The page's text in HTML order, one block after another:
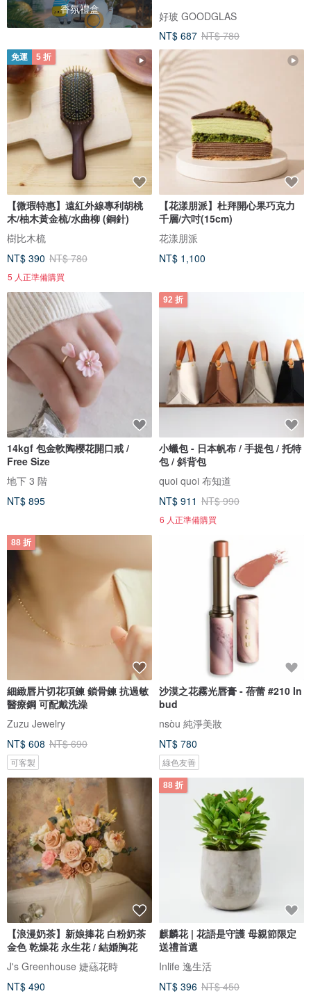
香氛禮盒
好玻 GOODGLAS
NT$ 687 NT$ 780
免運 5 折
【微瑕特惠】遠紅外線專利胡桃
木/柚木黃金梳/水曲柳 (銅針)
樹比木梳
NT$ 390 NT$ 780
5 人正準備購買
【花漾朋派】杜拜開心果巧克力
千層/六吋(15cm)
花漾朋派
NT$ 1,100
14kgf 包金軟陶櫻花開口戒 /
Free Size
地下 3 階
NT$ 895
92 折
小蠟包 - 日本帆布 / 手提包 / 托特
包 / 斜背包
quoi quoi 布知道
NT$ 911 NT$ 990
6 人正準備購買
88 折
細緻唇片切花項鍊 鎖骨鍊 抗過敏
醫療鋼 可配戴洗澡
Zuzu Jewelry
NT$ 608 NT$ 690
可客製
沙漠之花霧光唇膏 - 蓓蕾 #210 In
bud
nsòu 純淨美妝
NT$ 780
綠色友善
【浪漫奶茶】新娘捧花 白粉奶茶
金色 乾燥花 永生花 / 結婚胸花
J's Greenhouse 婕蕬花時
NT$ 490
88 折
麒麟花 | 花語是守護 母親節限定
送禮首選
Inlife 逸生活
NT$ 396 NT$ 450